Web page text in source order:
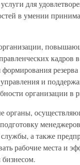
для
в умении
кадров
и
организации в
органы,
службы, а также
рабочие места и